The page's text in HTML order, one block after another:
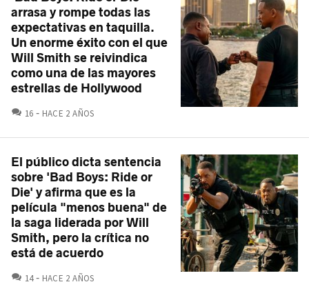
arrasa y rompe todas las
expectativas en taquilla.
Un enorme éxito con el que
Will Smith se reivindica
como una de las mayores
estrellas de Hollywood
16 COMENTARIOS
HACE 2 AÑOS
El público dicta sentencia
sobre 'Bad Boys: Ride or
Die' y afirma que es la
película "menos buena" de
la saga liderada por Will
Smith, pero la crítica no
está de acuerdo
14 COMENTARIOS
HACE 2 AÑOS